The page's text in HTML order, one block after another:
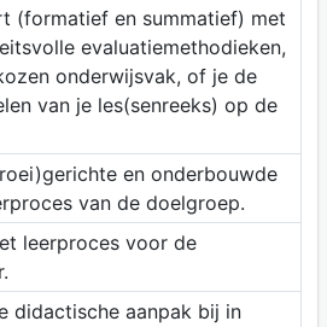
(formatief en summatief) met
evaluatiemethodieken,
onderwijsvak, of je de
van je les(senreeks) op de
en onderbouwde
van de doelgroep.
leerproces voor de
didactische aanpak bij in